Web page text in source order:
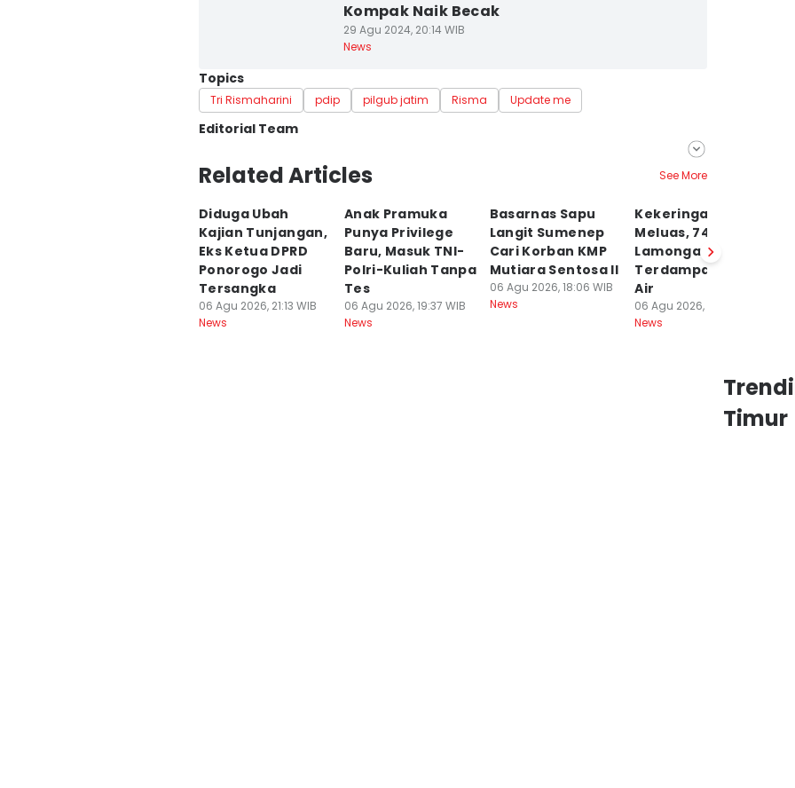
Kompak Naik Becak
29 Agu 2024, 20:14 WIB
News
Topics
Tri Rismaharini pdip pilgub jatim Risma Update me
Editorial Team
Editor
Ardiansyah Fajar Syahlillah
Editor
Zumrotul Abidin
Related Articles See More
Diduga Ubah
Kajian Tunjangan,
Eks Ketua DPRD
Ponorogo Jadi
Tersangka
06 Agu 2026, 21:13 WIB
News
Anak Pramuka
Punya Privilege
Baru, Masuk TNI-
Polri-Kuliah Tanpa
Tes
06 Agu 2026, 19:37 WIB
News
Basarnas Sapu
Langit Sumenep
Cari Korban KMP
Mutiara Sentosa II
06 Agu 2026, 18:06 WIB
News
Kekeringan Mulai
Meluas, 741 KK di
Lamongan
Terdampak Krisis
Air
06 Agu 2026, 18:05 WIB
News
Timur